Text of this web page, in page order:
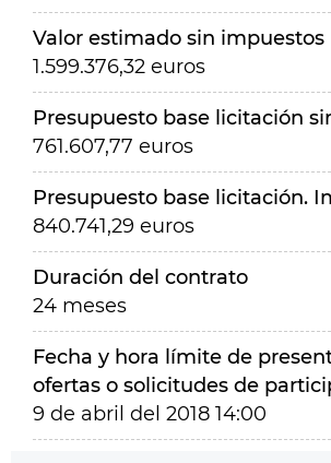
Valor estimado sin impuestos
1.599.376,32 euros
Presupuesto base licitación
761.607,77 euros
Presupuesto base licitación.
840.741,29 euros
Duración del contrato
24 meses
Fecha y hora límite de
ofertas o solicitudes de
9 de abril del 2018 14:00